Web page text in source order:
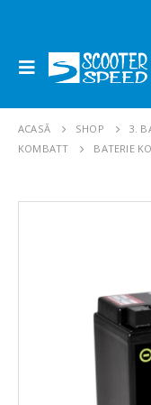
ACASĂ SHOP
3.
KOMBATT
BATERIE